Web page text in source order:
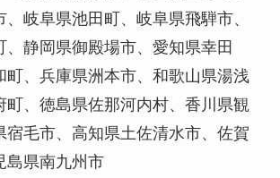
岐阜県池田町、岐阜県飛騨市、
、静岡県御殿場市、愛知県幸田
町、兵庫県洲本市、和歌山県湯浅
町、徳島県佐那河内村、香川県観
宿毛市、高知県土佐清水市、佐賀
島県南九州市